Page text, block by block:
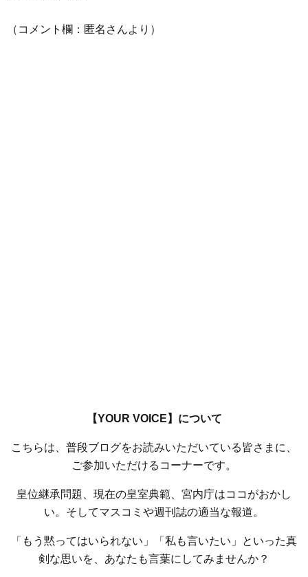
（コメント欄：匿名さんより）
【YOUR VOICE】について
こちらは、普段ブログをお読みいただいている皆さまに、
ご参加いただけるコーナーです。
皇位継承問題、現在の皇室典範、宮内庁はココがおかし
い。そしてマスコミや週刊誌の適当な報道。
「もう黙ってはいられない」「私も言いたい」といった真
剣な思いを、あなたも言葉にしてみませんか？